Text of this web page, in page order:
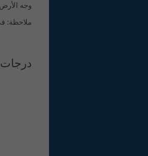
وجه
ملاحظة: